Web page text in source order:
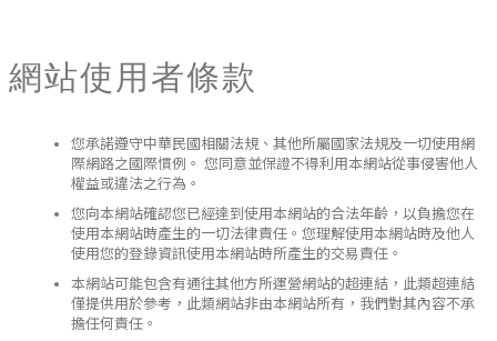
網站使用者條款
您承諾遵守中華民國相關法規、其他所屬國家法規及一切使用網
際網路之國際慣例。 您同意並保證不得利用本網站從事侵害他人
權益或違法之行為。
您向本網站確認您已經達到使用本網站的合法年齡，以負擔您在
使用本網站時產生的一切法律責任。您理解使用本網站時及他人
使用您的登錄資訊使用本網站時所產生的交易責任。
本網站可能包含有通往其他方所運營網站的超連結，此類超連結
僅提供用於參考，此類網站非由本網站所有，我們對其內容不承
擔任何責任。